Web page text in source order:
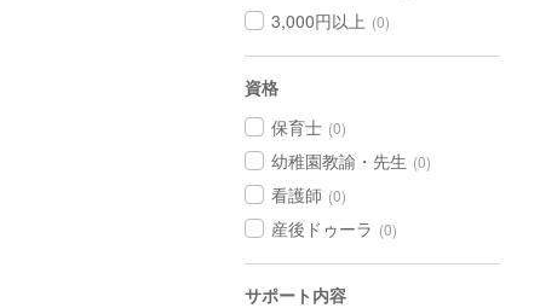
3,000円以上 (0)
資格
保育士 (0)
幼稚園教諭・先生 (0)
看護師 (0)
産後ドゥーラ (0)
サポート内容